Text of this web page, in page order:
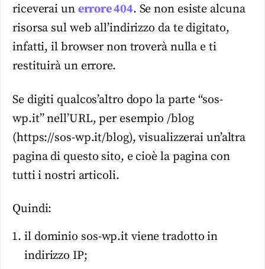
riceverai un errore 404. Se non esiste alcuna
risorsa sul web all’indirizzo da te digitato,
infatti, il browser non troverà nulla e ti
restituirà un errore.
Se digiti qualcos’altro dopo la parte “sos-
wp.it” nell’URL, per esempio /blog
(https://sos-wp.it/blog), visualizzerai un’altra
pagina di questo sito, e cioè la pagina con
tutti i nostri articoli.
Quindi:
il dominio sos-wp.it viene tradotto in
indirizzo IP;